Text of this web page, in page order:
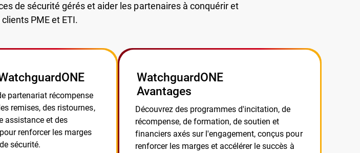
de sécurité gérés et aider les partenaires à conquérir et
PME et ETI.
partenariat récompense
remises, des ristournes,
assistance et des
renforcer les marges
sécurité.
WatchguardONE
Avantages
Découvrez des programmes d'incitation, de
récompense, de formation, de soutien et
financiers axés sur l'engagement, conçus pour
renforcer les marges et accélérer le succès à